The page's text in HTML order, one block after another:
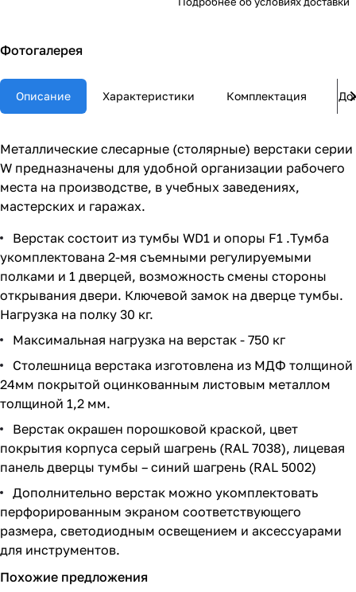
Фотогалерея
Описание Характеристики Комплектация
Металлические слесарные (столярные) верстаки серии
W предназначены для удобной организации рабочего
места на производстве, в учебных заведениях,
мастерских и гаражах.
Верстак состоит из тумбы WD1 и опоры F1 .Тумба
укомплектована 2-мя съемными регулируемыми
полками и 1 дверцей, возможность смены стороны
открывания двери. Ключевой замок на дверце тумбы.
Нагрузка на полку 30 кг.
Максимальная нагрузка на верстак - 750 кг
Столешница верстака изготовлена из МДФ толщиной
24мм покрытой оцинкованным листовым металлом
толщиной 1,2 мм.
Верстак окрашен порошковой краской, цвет
покрытия корпуса серый шагрень (RAL 7038), лицевая
панель дверцы тумбы – синий шагрень (RAL 5002)
Дополнительно верстак можно укомплектовать
перфорированным экраном соответствующего
размера, светодиодным освещением и аксессуарами
для инструментов.
Похожие предложения